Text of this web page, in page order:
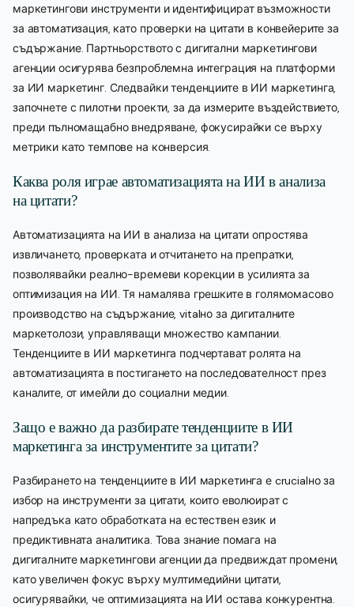
маркетингови инструменти и идентифицират възможности
за автоматизация, като проверки на цитати в конвейерите за
съдържание. Партньорството с дигитални маркетингови
агенции осигурява безпроблемна интеграция на платформи
за ИИ маркетинг. Следвайки тенденциите в ИИ маркетинга,
започнете с пилотни проекти, за да измерите въздействието,
преди пълномащабно внедряване, фокусирайки се върху
метрики като темпове на конверсия.
Каква роля играе автоматизацията на ИИ в анализа
на цитати?
Автоматизацията на ИИ в анализа на цитати опростява
извличането, проверката и отчитането на препратки,
позволявайки реално-времеви корекции в усилията за
оптимизация на ИИ. Тя намалява грешките в голямомасово
производство на съдържание, vitalно за дигиталните
маркетолози, управляващи множество кампании.
Тенденциите в ИИ маркетинга подчертават ролята на
автоматизацията в постигането на последователност през
каналите, от имейли до социални медии.
Защо е важно да разбирате тенденциите в ИИ
маркетинга за инструментите за цитати?
Разбирането на тенденциите в ИИ маркетинга е crucialно за
избор на инструменти за цитати, които еволюират с
напредъка като обработката на естествен език и
предиктивната аналитика. Това знание помага на
дигиталните маркетингови агенции да предвиждат промени,
като увеличен фокус върху мултимедийни цитати,
осигурявайки, че оптимизацията на ИИ остава конкурентна.